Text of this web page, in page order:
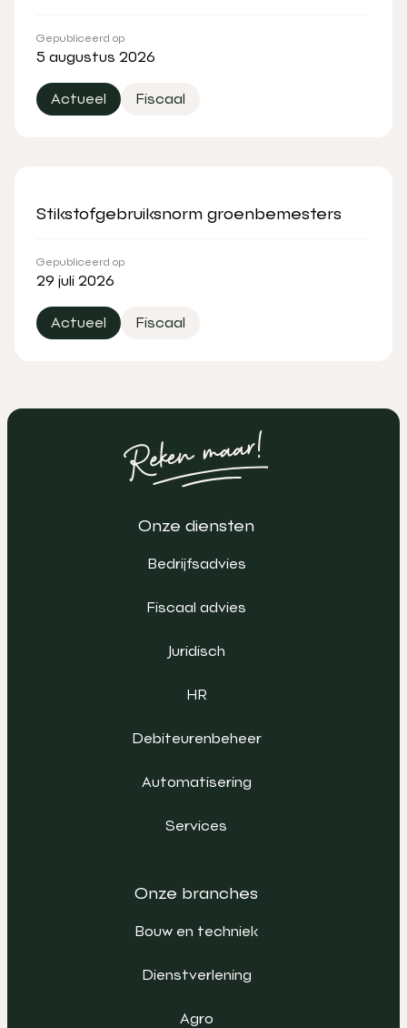
Gepubliceerd op
5 augustus 2026
Actueel Fiscaal
Stikstofgebruiksnorm groenbemesters
Gepubliceerd op
29 juli 2026
Actueel Fiscaal
Onze diensten
Bedrijfsadvies
Fiscaal advies
Juridisch
HR
Debiteurenbeheer
Automatisering
Services
Onze branches
Bouw en techniek
Dienstverlening
Agro